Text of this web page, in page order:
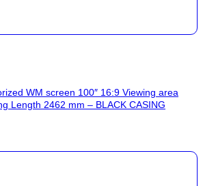
WM screen 100″ 16:9 Viewing area
Length 2462 mm – BLACK CASING